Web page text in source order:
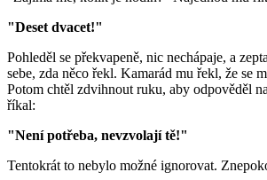
"Deset dvacet!"
Pohleděl se překvapeně, nic nechápaje, a
sebe, zda něco řekl. Kamarád mu řekl, že se
Potom chtěl zdvihnout ruku, aby odpověděl
říkal:
"Není potřeba, nevzvolají tě!"
Tentokrát to nebylo možné ignorovat.